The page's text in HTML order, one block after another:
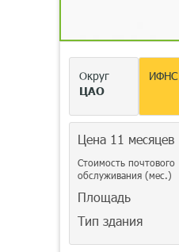
Округ
ЦАО
ИФНС
Цена 11 месяцев
Стоимость почтового
обслуживания (мес.)
Площадь
Тип здания